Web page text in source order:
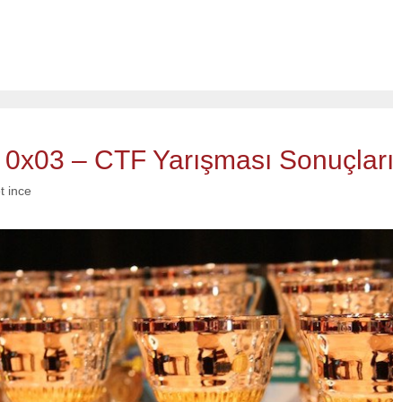
– CTF Yarışması Sonuçları
ince